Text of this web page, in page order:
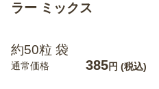
ラー ミックス
約50粒 袋
通常価格 385円 (税込)